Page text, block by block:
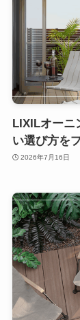
LIXILオーニ
い選び方を
2026年7月16日